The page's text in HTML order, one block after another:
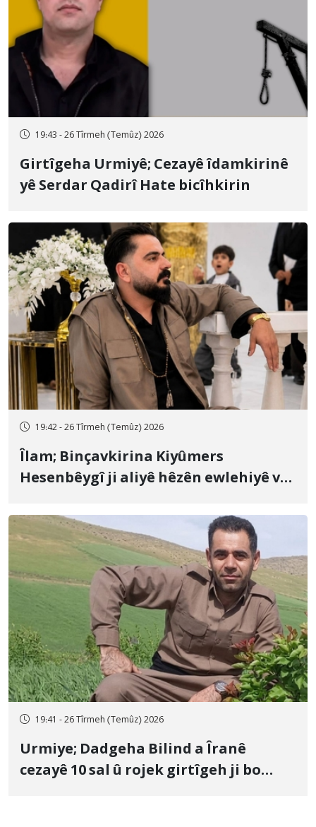
19:43 - 26 Tîrmeh (Temûz) 2026
Girtîgeha Urmiyê; Cezayê îdamkirinê
yê Serdar Qadirî Hate bicîhkirin
19:42 - 26 Tîrmeh (Temûz) 2026
Îlam; Binçavkirina Kiyûmers
Hesenbêygî ji aliyê hêzên ewlehiyê ve
19:41 - 26 Tîrmeh (Temûz) 2026
Urmiye; Dadgeha Bilind a Îranê
cezayê 10 sal û rojek girtîgeh ji bo